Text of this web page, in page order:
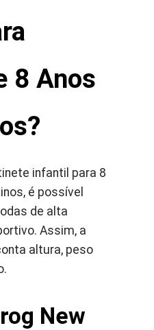
8 Anos
infantil para 8
é possível
de alta
Assim, a
altura, peso
New